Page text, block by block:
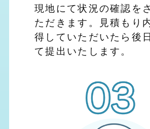
現地にて状況の確認を
ただきます。見積もり
得していただいたら後
て提出いたします。